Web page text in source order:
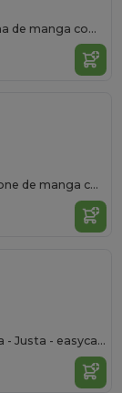
Camisa de algodão e poplina de manga comprida - easycare
Camisa de mulher herringbone de manga comprida
Camisa de Manga Comprida - Justa - easycare